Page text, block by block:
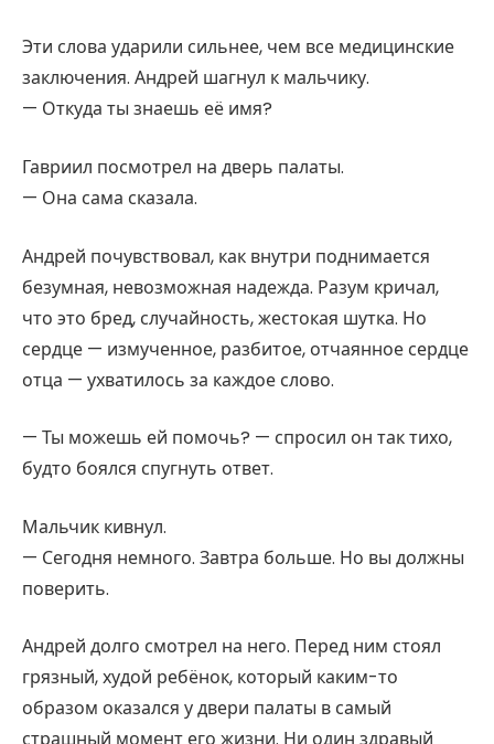
Эти слова ударили сильнее, чем все медицинские
заключения. Андрей шагнул к мальчику.
— Откуда ты знаешь её имя?
Гавриил посмотрел на дверь палаты.
— Она сама сказала.
Андрей почувствовал, как внутри поднимается
безумная, невозможная надежда. Разум кричал,
что это бред, случайность, жестокая шутка. Но
сердце — измученное, разбитое, отчаянное сердце
отца — ухватилось за каждое слово.
— Ты можешь ей помочь? — спросил он так тихо,
будто боялся спугнуть ответ.
Мальчик кивнул.
— Сегодня немного. Завтра больше. Но вы должны
поверить.
Андрей долго смотрел на него. Перед ним стоял
грязный, худой ребёнок, который каким-то
образом оказался у двери палаты в самый